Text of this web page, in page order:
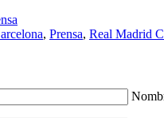
, Prensa, Real Madrid